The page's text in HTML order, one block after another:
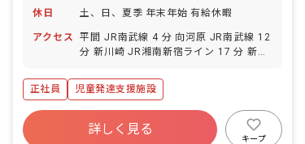
休日 土、日、夏季 年末年始 有給休暇
アクセス
平間 JR南武線 4 分 向河原 JR南武線 12
分 新川崎 JR湘南新宿ライン 17 分 新川
17 分
正社員 児童発達支援施設
詳しく見る
キープ